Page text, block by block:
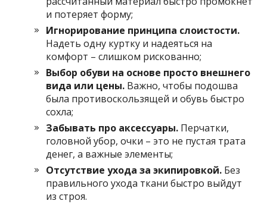
и потеряет форму;
Игнорирование принципа слоистости.
Надеть одну куртку и надеяться на
комфорт – слишком рискованно;
Выбор обуви на основе просто внешнего
вида или цены. Важно, чтобы подошва
была противоскользящей и обувь быстро
сохла;
Забывать про аксессуары. Перчатки,
головной убор, очки – это не пустая трата
денег, а важные элементы;
Отсутствие ухода за экипировкой. Без
правильного ухода ткани быстро выйдут
из строя.